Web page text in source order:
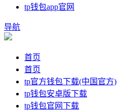
tp钱包app官网
导航
首页
首页
tp官方钱包下载(中国官方)
tp钱包安卓版下载
tp钱包官网下载